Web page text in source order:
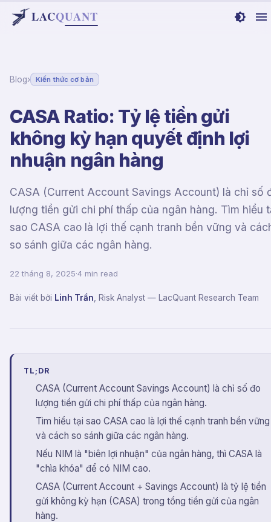
LACQUANT
Blog› Kiến thức cơ bản
CASA Ratio: Tỷ lệ tiền gửi
không kỳ hạn quyết định lợi
nhuận ngân hàng
CASA (Current Account Savings Account) là chỉ số
lượng tiền gửi chi phí thấp của ngân hàng. Tìm hiểu
sao CASA cao là lợi thế cạnh tranh bền vững và
so sánh giữa các ngân hàng.
22 tháng 8, 2025·4 min read
Bài viết bởi Linh Trần Risk Analyst — LacQuant Research Team
TL;DR
CASA (Current Account Savings Account) là chỉ số đo
lượng tiền gửi chi phí thấp của ngân hàng.
Tìm hiểu tại sao CASA cao là lợi thế cạnh tranh bền vững
và cách so sánh giữa các ngân hàng.
Nếu NIM là "biên lợi nhuận" của ngân hàng, thì CASA là
"chìa khóa" để có NIM cao.
CASA (Current Account + Savings Account) là tỷ lệ tiền
gửi không kỳ hạn (CASA) trong tổng tiền gửi của ngân
hàng.